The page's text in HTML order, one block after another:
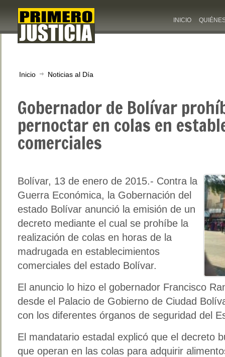
INICIO
Inicio Noticias al Día
Gobernador de Bolívar
pernoctar en colas en
comerciales
Bolívar, 13 de enero de 2015.- Contra la
Guerra Económica, la Gobernación del
estado Bolívar anunció la emisión de un
decreto mediante el cual se prohíbe la
realización de colas en horas de la
madrugada en establecimientos
comerciales del estado Bolívar.
El anuncio lo hizo el gobernador Francisco
desde el Palacio de Gobierno de Ciudad
con los diferentes órganos de seguridad del
El mandatario estadal explicó que el decreto
que operan en las colas para adquirir